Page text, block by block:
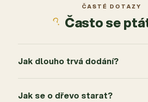
ČASTÉ DOTAZY
Často se
Jak dlouho trvá dodání?
Jak se o dřevo starat?